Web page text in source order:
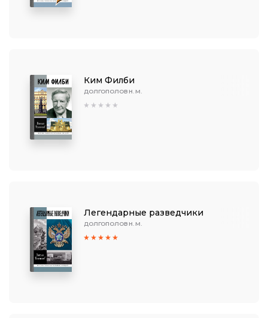
Ким Филби
ДОЛГОПОЛОВ Н. М.
Легендарные разведчики
ДОЛГОПОЛОВ Н. М.